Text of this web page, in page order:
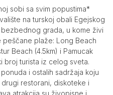
sobi sa svim popustima*
na turskoj obali Egejskog
grada, u kome živi
peščane plaže: Long Beach
Beach (4.5km) i Pamucak
broj turista iz celog sveta.
i ostalih sadržaja koju
restorani, diskoteke i
atrakcija su živopisne i